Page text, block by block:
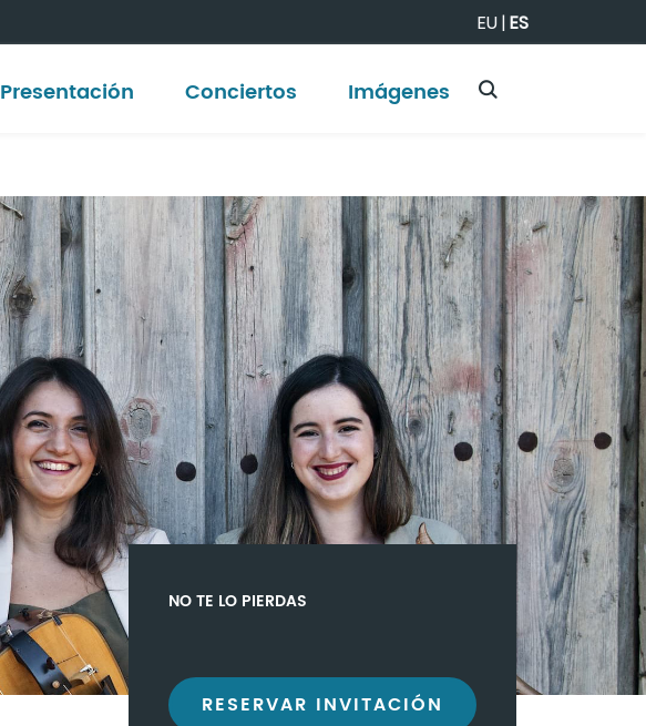
EU|ES
Presentación Conciertos Imágenes
NO TE LO PIERDAS
RESERVAR INVITACIÓN